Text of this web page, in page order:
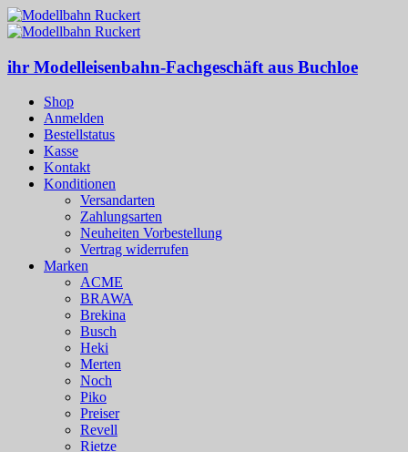
ihr Modelleisenbahn-Fachgeschäft aus Buchloe
Shop
Anmelden
Bestellstatus
Kasse
Kontakt
Konditionen
Versandarten
Zahlungsarten
Neuheiten Vorbestellung
Vertrag widerrufen
Marken
ACME
BRAWA
Brekina
Busch
Heki
Merten
Noch
Piko
Preiser
Revell
Rietze